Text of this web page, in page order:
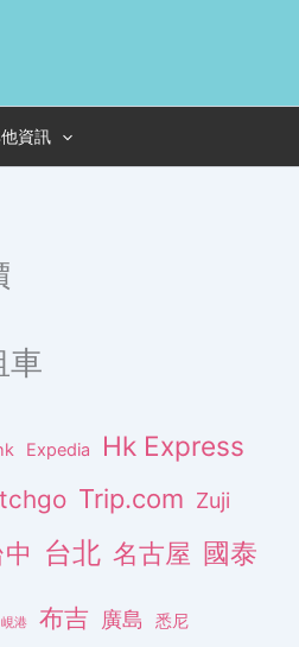
資訊
車
Expedia Hk Express
Trip.com Zuji
台北 名古屋 國泰
峴港 布吉 廣島 悉尼